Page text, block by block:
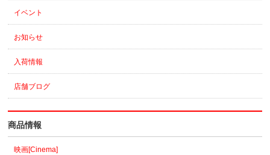
イベント
お知らせ
入荷情報
店舗ブログ
商品情報
映画[Cinema]